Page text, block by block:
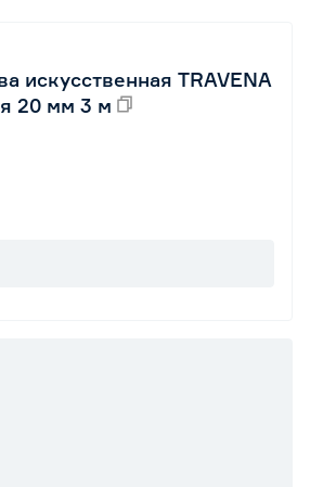
искусственная TRAVENA
20 мм 3 м